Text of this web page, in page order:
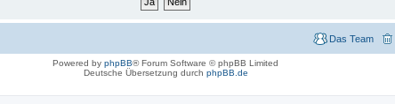
Das Team
Powered by phpBB® Forum Software © phpBB Limited
Deutsche Übersetzung durch phpBB.de